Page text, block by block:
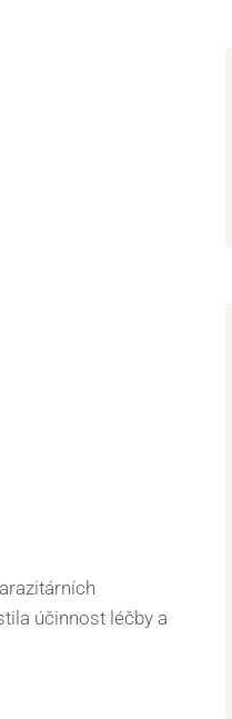
účinnost léčby a